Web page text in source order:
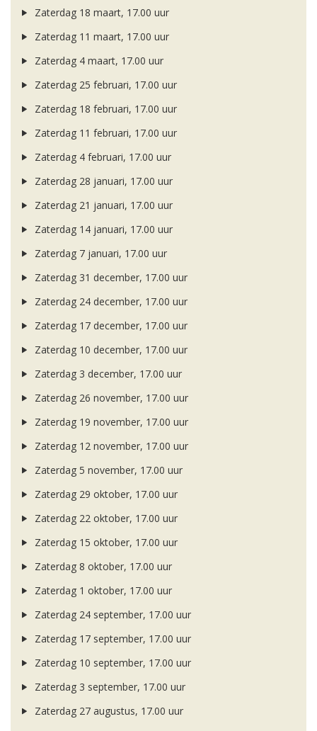
Zaterdag 18 maart, 17.00 uur
Zaterdag 11 maart, 17.00 uur
Zaterdag 4 maart, 17.00 uur
Zaterdag 25 februari, 17.00 uur
Zaterdag 18 februari, 17.00 uur
Zaterdag 11 februari, 17.00 uur
Zaterdag 4 februari, 17.00 uur
Zaterdag 28 januari, 17.00 uur
Zaterdag 21 januari, 17.00 uur
Zaterdag 14 januari, 17.00 uur
Zaterdag 7 januari, 17.00 uur
Zaterdag 31 december, 17.00 uur
Zaterdag 24 december, 17.00 uur
Zaterdag 17 december, 17.00 uur
Zaterdag 10 december, 17.00 uur
Zaterdag 3 december, 17.00 uur
Zaterdag 26 november, 17.00 uur
Zaterdag 19 november, 17.00 uur
Zaterdag 12 november, 17.00 uur
Zaterdag 5 november, 17.00 uur
Zaterdag 29 oktober, 17.00 uur
Zaterdag 22 oktober, 17.00 uur
Zaterdag 15 oktober, 17.00 uur
Zaterdag 8 oktober, 17.00 uur
Zaterdag 1 oktober, 17.00 uur
Zaterdag 24 september, 17.00 uur
Zaterdag 17 september, 17.00 uur
Zaterdag 10 september, 17.00 uur
Zaterdag 3 september, 17.00 uur
Zaterdag 27 augustus, 17.00 uur